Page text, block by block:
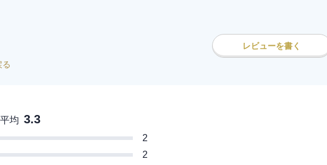
レビューを書く
平均 3.3
2
2